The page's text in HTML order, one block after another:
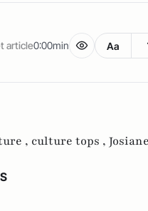
article0:00min Aa
, culture tops ,